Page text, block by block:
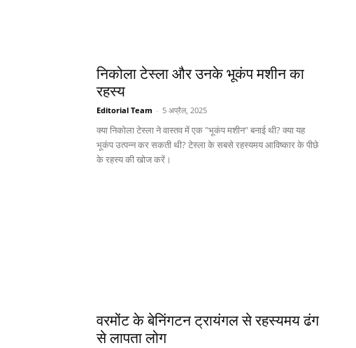
निकोला टेस्ला और उनके भूकंप मशीन का
रहस्य
Editorial Team - 5 अप्रैल, 2025
क्या निकोला टेस्ला ने वास्तव में एक "भूकंप मशीन" बनाई थी? क्या यह
भूकंप उत्पन्न कर सकती थी? टेस्ला के सबसे रहस्यमय आविष्कार के पीछे
के रहस्य की खोज करें।
वरमोंट के बेनिंगटन ट्रायंगल से रहस्यमय ढंग
से लापता लोग